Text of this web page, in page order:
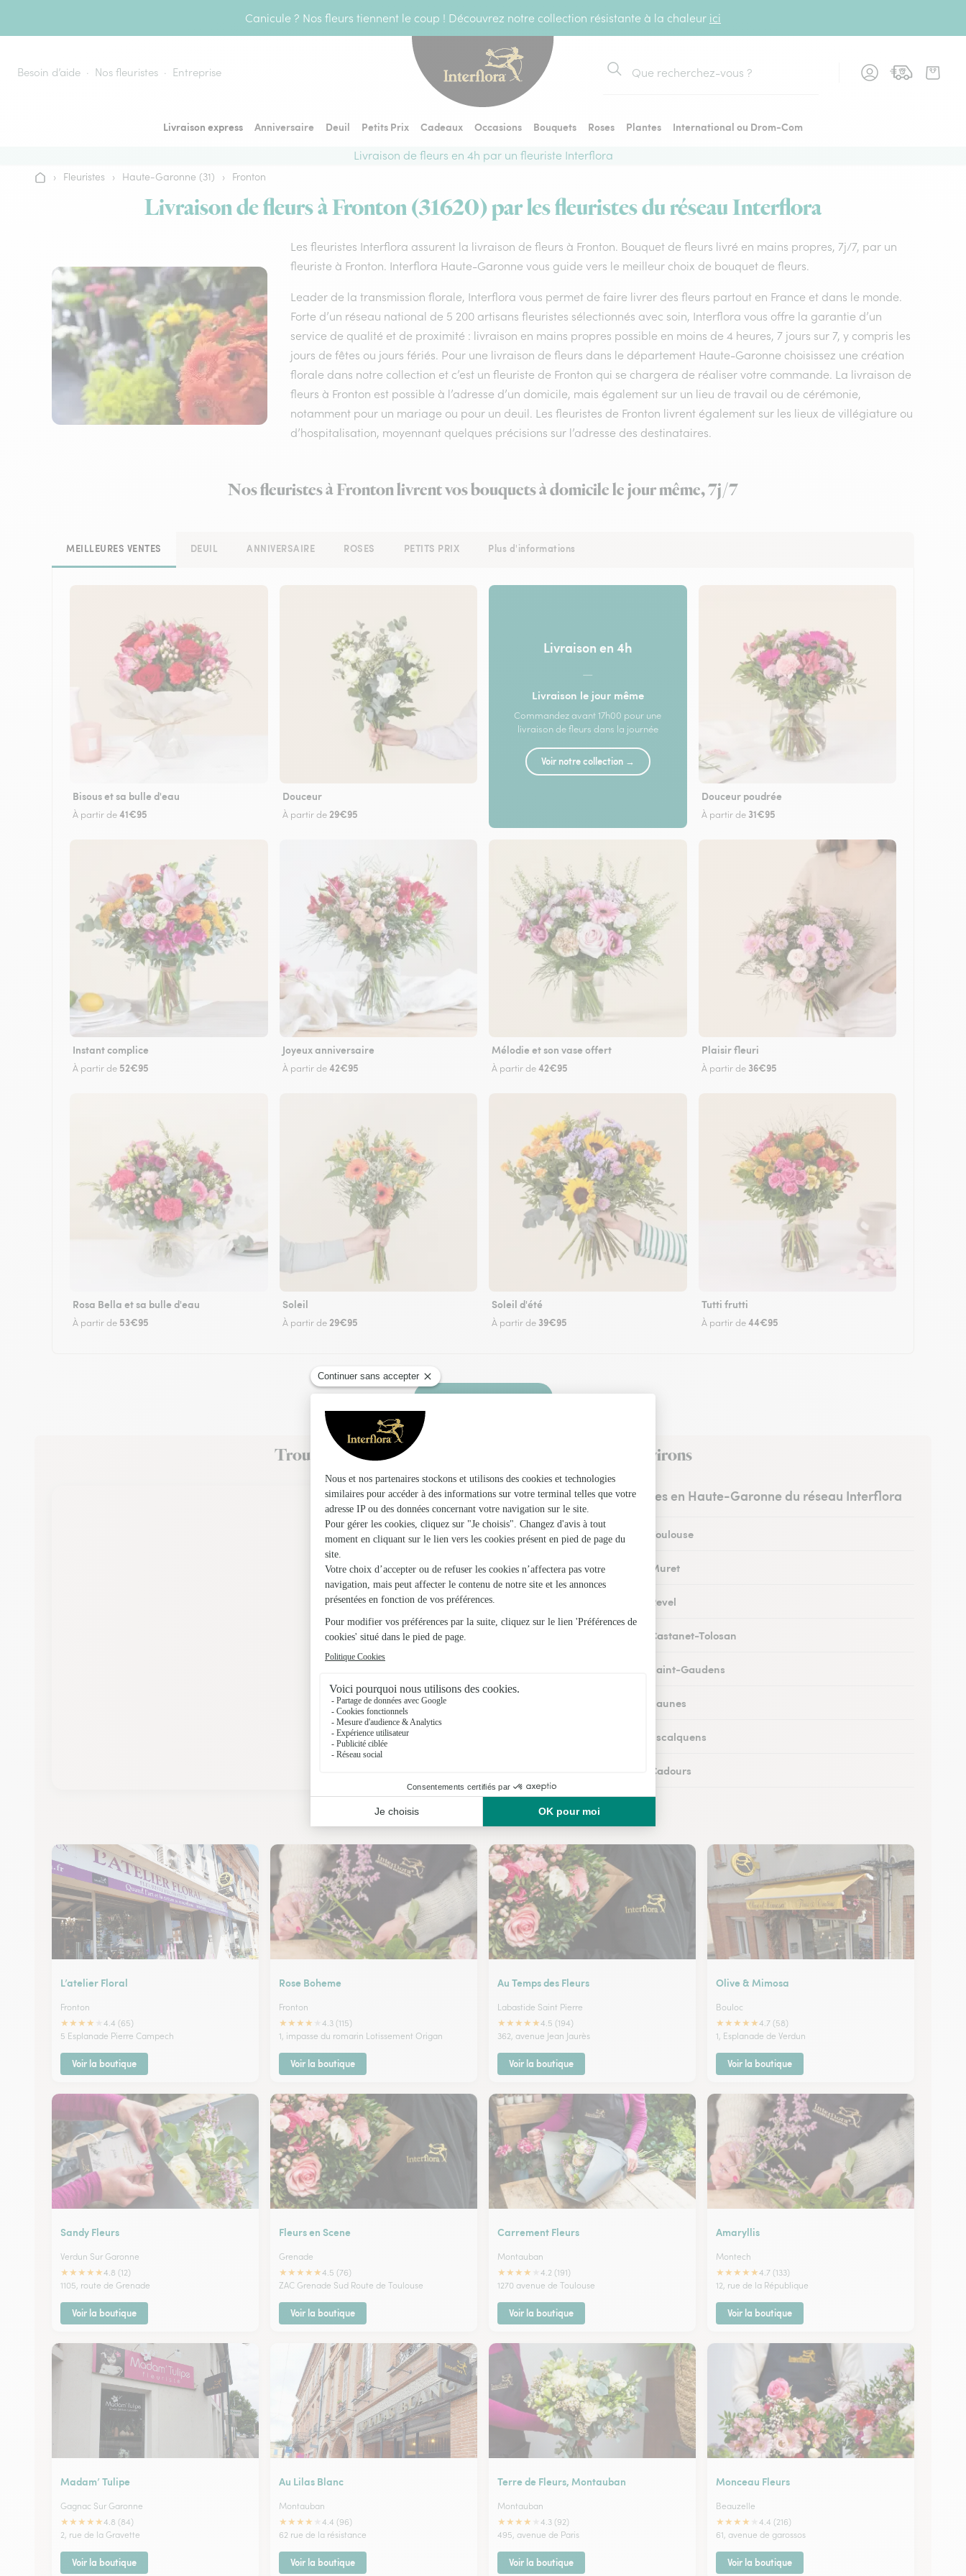
Canicule ? Nos fleurs tiennent le coup ! Découvrez notre collection résistante à la chaleur ici
Besoin d’aide Nos fleuristes Entreprise
Rechercher
Livraison express Anniversaire Deuil Petits Prix Cadeaux Occasions Bouquets Roses Plantes
International ou Drom-Com
Livraison de fleurs en 4h par un fleuriste Interflora
Accueil
› Fleuristes › Haute-Garonne (31) › Fronton
Livraison de fleurs à Fronton (31620) par les fleuristes du réseau Interflora
Les fleuristes Interflora assurent la livraison de fleurs à Fronton. Bouquet de fleurs livré en mains propres, 7j/7, par un
fleuriste à Fronton. Interflora Haute-Garonne vous guide vers le meilleur choix de bouquet de fleurs.
Leader de la transmission florale, Interflora vous permet de faire livrer des fleurs partout en France et dans le monde.
Forte d’un réseau national de 5 200 artisans fleuristes sélectionnés avec soin, Interflora vous offre la garantie d’un
service de qualité et de proximité : livraison en mains propres possible en moins de 4 heures, 7 jours sur 7, y compris les
jours de fêtes ou jours fériés. Pour une livraison de fleurs dans le département Haute-Garonne choisissez une création
florale dans notre collection et c’est un fleuriste de Fronton qui se chargera de réaliser votre commande. La livraison de
fleurs à Fronton est possible à l’adresse d’un domicile, mais également sur un lieu de travail ou de cérémonie,
notamment pour un mariage ou pour un deuil. Les fleuristes de Fronton livrent également sur les lieux de villégiature ou
d’hospitalisation, moyennant quelques précisions sur l’adresse des destinataires.
Nos fleuristes à Fronton livrent vos bouquets à domicile le jour même, 7j/7
MEILLEURES VENTES DEUIL ANNIVERSAIRE ROSES PETITS PRIX Plus d'informations
Bisous et sa bulle d'eau
À partir de41€95
Douceur
À partir de 29€95
Livraison en 4h
—
Livraison le jour même
Commandez avant 17h00 pour une
livraison de fleurs dans la journée
Voir notre collection →
Douceur poudrée
À partir de 31€95
Instant complice
À partir de 52€95
Joyeux anniversaire
À partir de42€95
Mélodie et son vase offert
À partir de42€95
Plaisir fleuri
À partir de 36€95
Rosa Bella et sa bulle d'eau
À partir de 53€95
Soleil
À partir de 29€95
Soleil d'été
À partir de 39€95
Tutti frutti
À partir de44€95
Faire livrer des fleurs
Trouvez un fleuriste Interflora à Fronton et dans ses environs
Les fleuristes en Haute-Garonne du réseau Interflora
Fleuristes à Toulouse
Fleuristes à Muret
Fleuristes à Revel
Fleuristes à Castanet-Tolosan
Fleuristes à Saint-Gaudens
Fleuristes à Eaunes
Fleuristes à Escalquens
Fleuristes à Cadours
Nos fleuristes à Fronton
L’atelier Floral
Fronton
★★★★
4.4 (65)
5 Esplanade Pierre Campech
Voir la boutique
Rose Boheme
Fronton
★★★★
4.3 (115)
1, impasse du romarin Lotissement Origan
Voir la boutique
Au Temps des Fleurs
Labastide Saint Pierre
★★★★★4.5 (194)
362, avenue Jean Jaurès
Voir la boutique
Olive & Mimosa
Bouloc
★★★★★4.7 (58)
1, Esplanade de Verdun
Voir la boutique
Sandy Fleurs
Verdun Sur Garonne
★★★★★4.8 (12)
1105, route de Grenade
Voir la boutique
Fleurs en Scene
Grenade
★★★★★4.5 (76)
ZAC Grenade Sud Route de Toulouse
Voir la boutique
Carrement Fleurs
Montauban
★★★★
4.2 (191)
1270 avenue de Toulouse
Voir la boutique
Amaryllis
Montech
★★★★★4.7 (133)
12, rue de la République
Voir la boutique
Madam’ Tulipe
Gagnac Sur Garonne
★★★★★4.8 (84)
2, rue de la Gravette
Voir la boutique
Au Lilas Blanc
Montauban
★★★★
4.4 (96)
62 rue de la résistance
Voir la boutique
Terre de Fleurs, Montauban
Montauban
★★★★
4.3 (92)
495, avenue de Paris
Voir la boutique
Monceau Fleurs
Beauzelle
★★★★
4.4 (216)
61, avenue de garossos
Voir la boutique